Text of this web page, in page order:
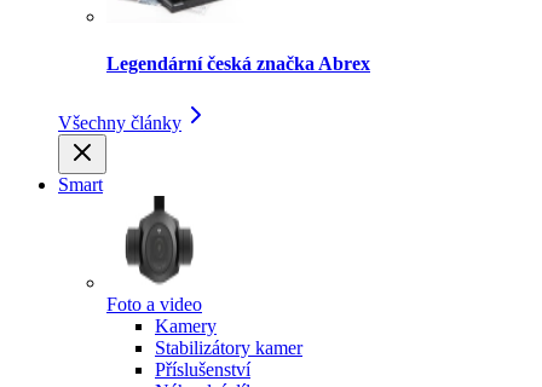
Legendární česká značka Abrex
Všechny články
Smart
Foto a video
Kamery
Stabilizátory kamer
Příslušenství